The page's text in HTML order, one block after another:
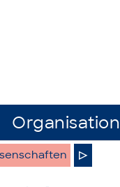
Organisation
▷